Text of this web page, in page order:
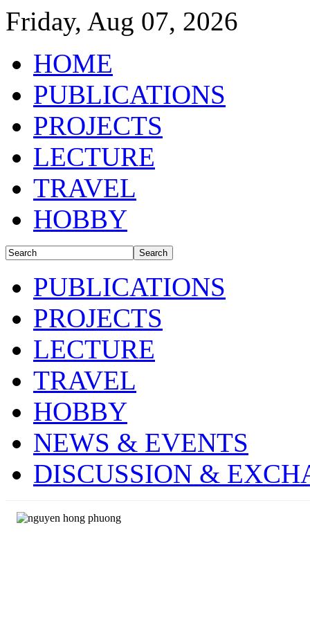
Friday, Aug 07, 2026
HOME
PUBLICATIONS
PROJECTS
LECTURE
TRAVEL
HOBBY
PUBLICATIONS
PROJECTS
LECTURE
TRAVEL
HOBBY
NEWS & EVENTS
DISCUSSION &